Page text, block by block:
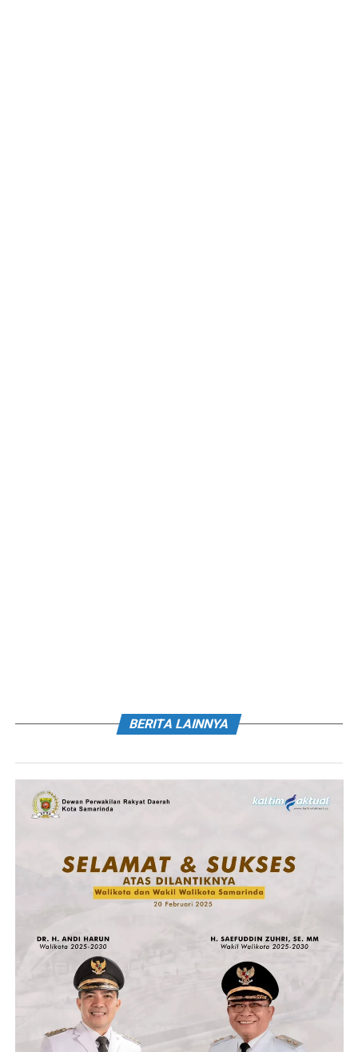
BERITA LAINNYA